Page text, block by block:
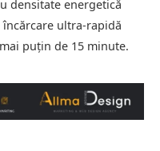
densitate energetică
ultra-rapidă
puțin de 15 minute.